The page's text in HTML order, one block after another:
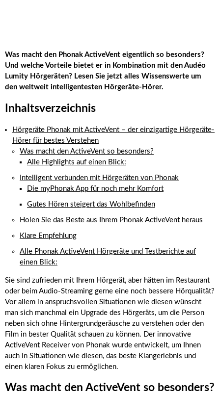
Was macht den Phonak ActiveVent eigentlich so besonders?
Und welche Vorteile bietet er in Kombination mit den Audéo
Lumity Hörgeräten? Lesen Sie jetzt alles Wissenswerte um
den weltweit intelligentesten Hörgeräte-Hörer.
Inhaltsverzeichnis
Hörgeräte Phonak mit ActiveVent – der einzigartige Hörgeräte-
Hörer für bestes Verstehen
Was macht den ActiveVent so besonders?
Alle Highlights auf einen Blick:
Intelligent verbunden mit Hörgeräten von Phonak
Die myPhonak App für noch mehr Komfort
Gutes Hören steigert das Wohlbefinden
Holen Sie das Beste aus Ihrem Phonak ActiveVent heraus
Klare Empfehlung
Alle Phonak ActiveVent Hörgeräte und Testberichte auf
einen Blick:
Sie sind zufrieden mit Ihrem Hörgerät, aber hätten im Restaurant
oder beim Audio-Streaming gerne eine noch bessere Hörqualität?
Vor allem in anspruchsvollen Situationen wie diesen wünscht
man sich manchmal ein Upgrade des Hörgeräts, um die Person
neben sich ohne Hintergrundgeräusche zu verstehen oder den
Film in bester Qualität schauen zu können. Der innovative
ActiveVent Receiver von Phonak wurde entwickelt, um Ihnen
auch in Situationen wie diesen, das beste Klangerlebnis und
einen klaren Fokus zu ermöglichen.
Was macht den ActiveVent so besonders?